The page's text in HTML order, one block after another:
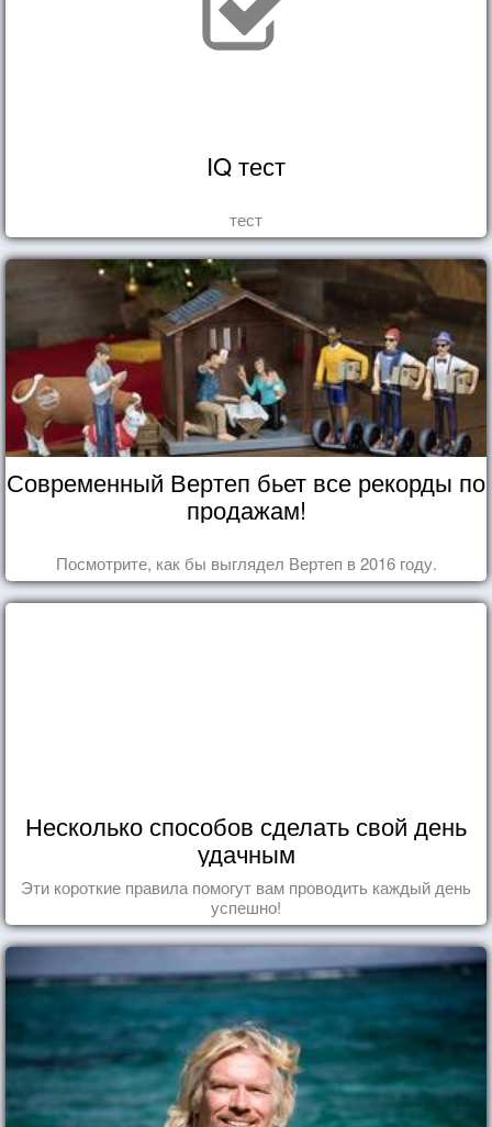
IQ тест
тест
Современный Вертеп бьет все рекорды по
продажам!
Посмотрите, как бы выглядел Вертеп в 2016 году.
Несколько способов сделать свой день
удачным
Эти короткие правила помогут вам проводить каждый день
успешно!